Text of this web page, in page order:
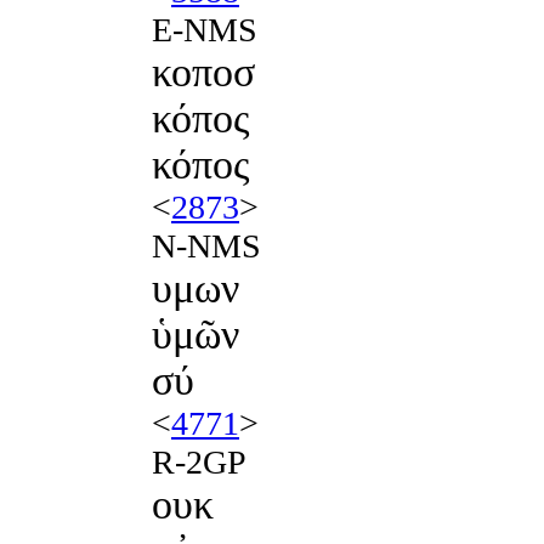
E-NMS
κοποσ
κόπος
κόπος
<2873>
N-NMS
υμων
ὑμῶν
σύ
<4771>
R-2GP
ουκ